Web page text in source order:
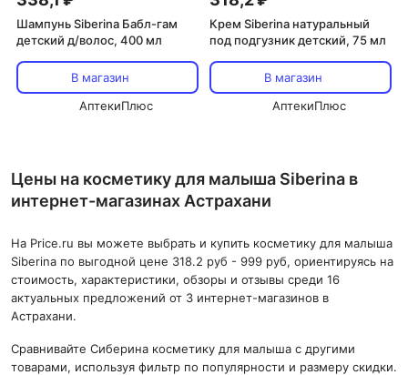
Шампунь Siberina Бабл-гам
детский д/волос, 400 мл
В магазин
АптекиПлюс
Крем Siberina натуральный
под подгузник детский, 75 мл
В магазин
АптекиПлюс
Цены на косметику для малыша Siberina в
интернет-магазинах Астрахани
На Price.ru вы можете выбрать и купить косметику для малыша
Siberina по выгодной цене 318.2 руб - 999 руб, ориентируясь на
стоимость, характеристики, обзоры и отзывы среди 16
актуальных предложений от 3 интернет-магазинов в
Астрахани.
Сравнивайте Сиберина косметику для малыша с другими
товарами, используя фильтр по популярности и размеру скидки.